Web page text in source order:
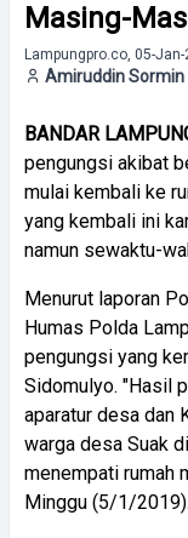
Masing-
Lampungpro.co, 05-Jan-
Amiruddin Sormin
BANDAR
pengungsi akibat
mulai kembali ke
yang kembali ini
namun sewaktu-
Menurut laporan
Humas Polda
pengungsi yang
Sidomulyo. "Hasil
aparatur desa dan
warga desa Suak
menempati rumah
Minggu (5/1/2019).